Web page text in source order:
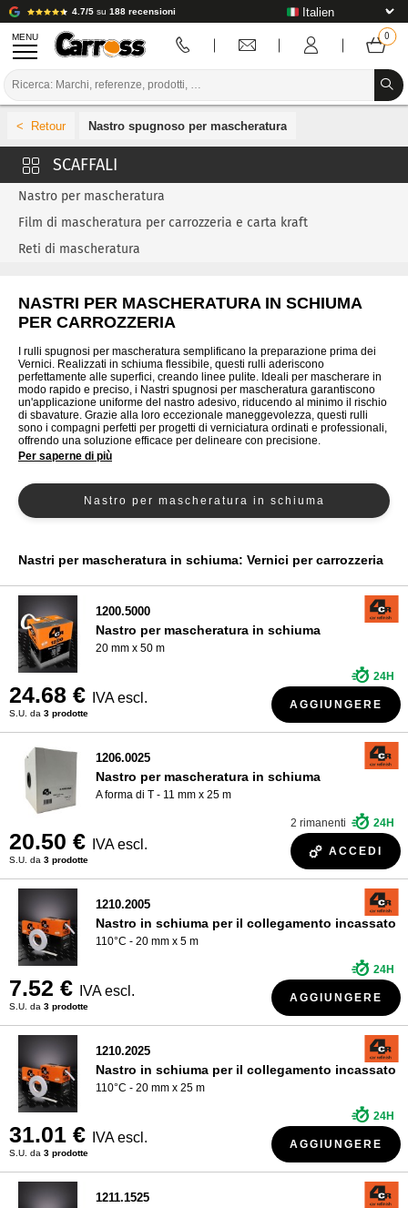
4.7/5 su 188 recensioni
MENU
MATERIALI DI CONSUMO PER LA CARROZZERIA
ATTREZZATURE PER CARROZZERIA
MARCHE
INSTALLAZIONE IN LABORATORIO
TUTORIAL E CONSIGLI
CHI SIAMO?
Nastro spugnoso per mascheratura
Nastro per mascheratura
Film di mascheratura per carrozzeria e carta kraft
Reti di mascheratura
NASTRI PER MASCHERATURA IN SCHIUMA
PER CARROZZERIA
I rulli spugnosi per mascheratura semplificano la preparazione prima dei
Vernici. Realizzati in schiuma flessibile, questi rulli aderiscono
perfettamente alle superfici, creando linee pulite. Ideali per mascherare in
modo rapido e preciso, i Nastri spugnosi per mascheratura garantiscono
un'applicazione uniforme del nastro adesivo, riducendo al minimo il rischio
di sbavature. Grazie alla loro eccezionale maneggevolezza, questi rulli
sono i compagni perfetti per progetti di verniciatura ordinati e professionali,
offrendo una soluzione efficace per delineare con precisione.
Per saperne di più
Nastro per mascheratura in schiuma
Nastri per mascheratura in schiuma: Vernici per carrozzeria
1200.5000
Nastro per mascheratura in schiuma
20 mm x 50 m
24.68 € IVA escl.
S.U. da 3 prodotte
24H
AGGIUNGERE
1206.0025
Nastro per mascheratura in schiuma
A forma di T - 11 mm x 25 m
20.50 € IVA escl.
S.U. da 3 prodotte
2 rimanenti 24H
ACCEDI
1210.2005
Nastro in schiuma per il collegamento incassato
110°C - 20 mm x 5 m
7.52 € IVA escl.
S.U. da 3 prodotte
24H
AGGIUNGERE
1210.2025
Nastro in schiuma per il collegamento incassato
110°C - 20 mm x 25 m
31.01 € IVA escl.
S.U. da 3 prodotte
24H
AGGIUNGERE
1211.1525